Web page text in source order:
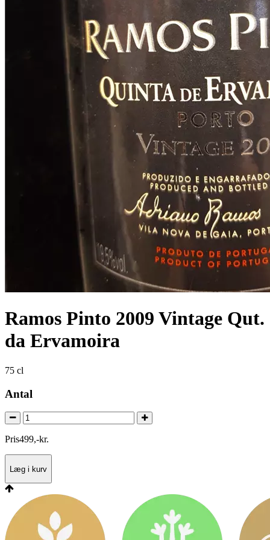
Ramos Pinto 2009 Vintage Qut.
da Ervamoira
75 cl
Antal
Pris499,-kr.
Læg i kurv